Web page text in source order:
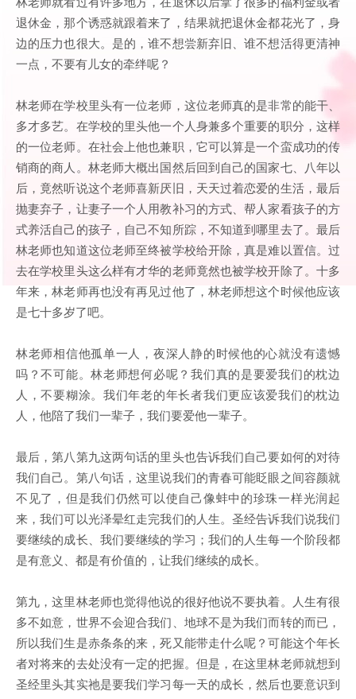
退休金，那个诱惑就跟着来了，结果就把退休金都花光了，身
边的压力也很大。是的，谁不想尝新弃旧、谁不想活得更清神
一点，不要有儿女的牵绊呢？
林老师在学校里头有一位老师，这位老师真的是非常的能干、
多才多艺。在学校的里头他一个人身兼多个重要的职分，这样
的一位老师。在社会上他也兼职，它可以算是一个蛮成功的传
销商的商人。林老师大概出国然后回到自己的国家七、八年以
后，竟然听说这个老师喜新厌旧，天天过着恋爱的生活，最后
抛妻弃子，让妻子一个人用教补习的方式、帮人家看孩子的方
式养活自己的孩子，自己不知所踪，不知道到哪里去了。最后
林老师也知道这位老师至终被学校给开除，真是难以置信。过
去在学校里头这么样有才华的老师竟然也被学校开除了。十多
年来，林老师再也没有再见过他了，林老师想这个时候他应该
是七十多岁了吧。
林老师相信他孤单一人，夜深人静的时候他的心就没有遗憾
吗？不可能。林老师想何必呢？我们真的是要爱我们的枕边
人，不要糊涂。我们年老的年长者我们更应该爱我们的枕边
人，他陪了我们一辈子，我们要爱他一辈子。
最后，第八第九这两句话的里头也告诉我们自己要如何的对待
我们自己。第八句话，这里说我们的青春可能眨眼之间容颜就
不见了，但是我们仍然可以使自己像蚌中的珍珠一样光润起
来，我们可以光泽晕红走完我们的人生。圣经告诉我们说我们
要继续的成长、我们要继续的学习；我们的人生每一个阶段都
是有意义、都是有价值的，让我们继续的成长。
第九，这里林老师也觉得他说的很好他说不要执着。人生有很
多不如意，世界不会迎合我们、地球不是为我们而转的而已，
所以我们生是赤条条的来，死又能带走什么呢？可能这个年长
者对将来的去处没有一定的把握。但是，在这里林老师就想到
圣经里头其实祂是要我们学习每一天的成长，然后也要意识到